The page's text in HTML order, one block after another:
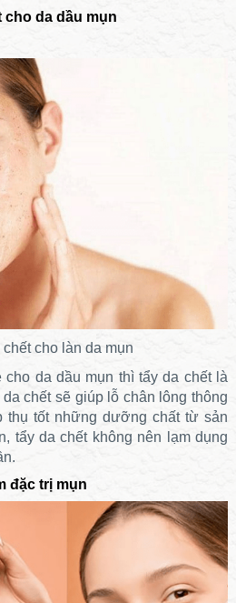
cho da dầu mụn
cho làn da mụn
da dầu mụn thì tẩy da chết là
chết sẽ giúp lỗ chân lông thông
thụ tốt những dưỡng chất từ sản
tẩy da chết không nên lạm dụng
đặc trị mụn